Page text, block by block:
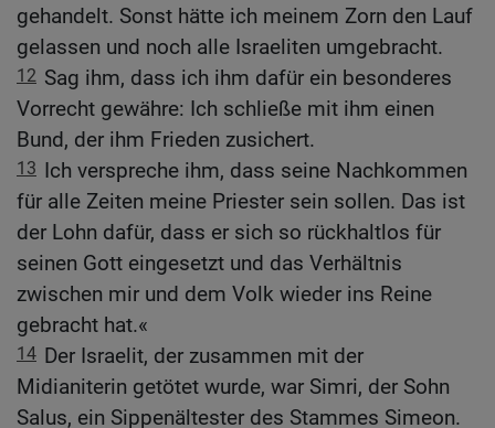
gehandelt. Sonst hätte ich meinem Zorn den Lauf
gelassen und noch alle Israeliten umgebracht.
12 Sag ihm, dass ich ihm dafür ein besonderes
Vorrecht gewähre: Ich schließe mit ihm einen
Bund, der ihm Frieden zusichert.
13 Ich verspreche ihm, dass seine Nachkommen
für alle Zeiten meine Priester sein sollen. Das ist
der Lohn dafür, dass er sich so rückhaltlos für
seinen Gott eingesetzt und das Verhältnis
zwischen mir und dem Volk wieder ins Reine
gebracht hat.«
14 Der Israelit, der zusammen mit der
Midianiterin getötet wurde, war Simri, der Sohn
Salus, ein Sippenältester des Stammes Simeon.